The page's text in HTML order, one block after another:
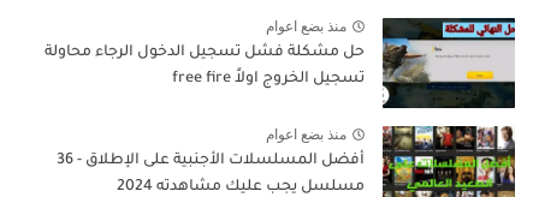
منذ بضع اعوام
حل مشكلة فشل تسجيل الدخول الرجاء محاولة
تسجيل الخروج اولاً free fire
منذ بضع اعوام
أفضل المسلسلات الأجنبية على الإطلاق - 36
مسلسل يجب عليك مشاهدته 2024